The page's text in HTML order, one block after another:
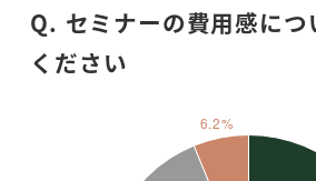
Q. セミナーの費用感につ
ください